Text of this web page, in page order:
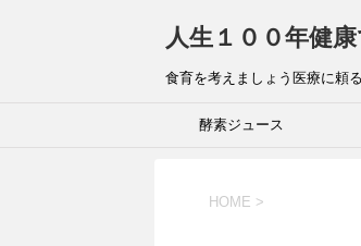
人生１００年健
食育を考えましょう医療に頼
酵素ジュース
HOME >